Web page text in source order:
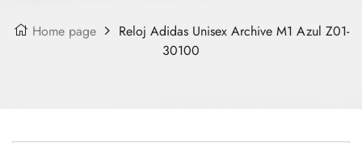
Home page
Reloj Adidas Unisex Archive M1 Azul Z01-
30100